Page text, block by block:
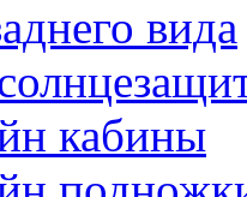
вида
кабины